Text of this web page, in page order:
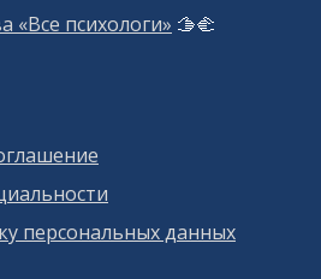
«Все психологи» 🫱‍🫲
персональных данных